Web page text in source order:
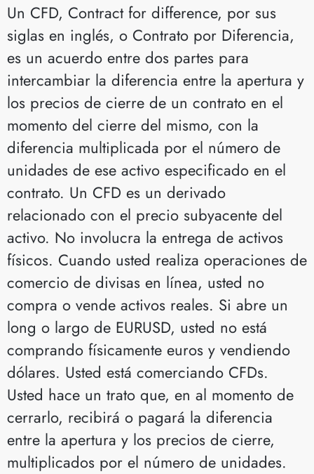
Un CFD, Contract for difference, por sus
siglas en inglés, o Contrato por Diferencia,
es un acuerdo entre dos partes para
intercambiar la diferencia entre la apertura y
los precios de cierre de un contrato en el
momento del cierre del mismo, con la
diferencia multiplicada por el número de
unidades de ese activo especificado en el
contrato. Un CFD es un derivado
relacionado con el precio subyacente del
activo. No involucra la entrega de activos
físicos. Cuando usted realiza operaciones de
comercio de divisas en línea, usted no
compra o vende activos reales. Si abre un
long o largo de EURUSD, usted no está
comprando físicamente euros y vendiendo
dólares. Usted está comerciando CFDs.
Usted hace un trato que, en al momento de
cerrarlo, recibirá o pagará la diferencia
entre la apertura y los precios de cierre,
multiplicados por el número de unidades.